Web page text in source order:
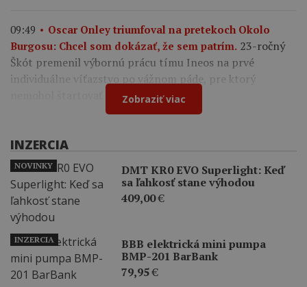
09:49
Oscar Onley triumfoval na pretekoch Okolo
Burgosu: Chcel som dokázať, že sem patrím. 23-ročný
Škót premenil výbornú prácu tímu Ineos na prvé
individuálne víťazstvo po vážnom páde, pre ktorý
nemohol štartovať na Tour de France.
Zobraziť viac
INZERCIA
DMT KR0 EVO Superlight: Keď
sa ľahkosť stane výhodou
409,00€
NOVINKY
BBB elektrická mini pumpa
BMP-201 BarBank
79,95€
INZERCIA